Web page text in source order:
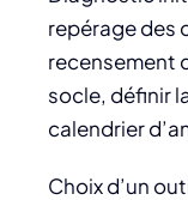
repérage des
recensement
socle, définir
calendrier
Choix d’un